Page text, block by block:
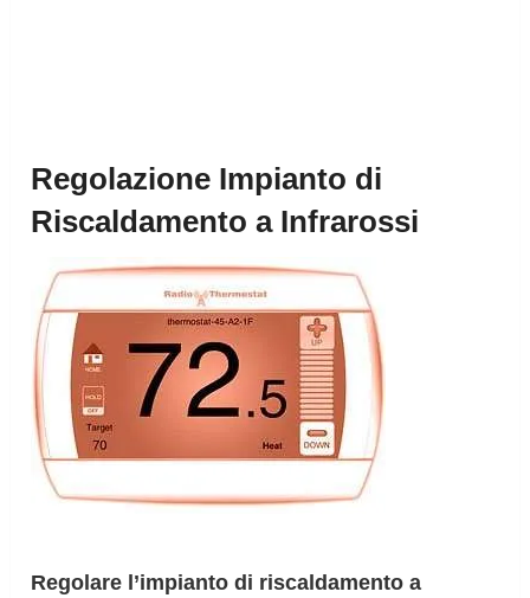
Regolazione Impianto di
Riscaldamento a Infrarossi
Regolare l’impianto di riscaldamento a